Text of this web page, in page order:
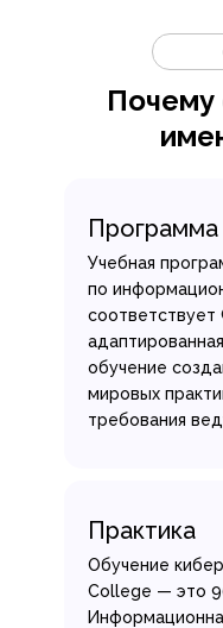
Почему
Программа
Учебная
по
обучение
мировых
требования
Практика
Обучение
College — это